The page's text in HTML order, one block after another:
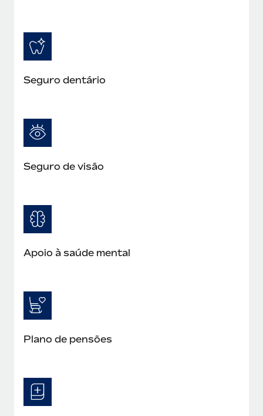
Seguro dentário
Seguro de visão
Apoio à saúde mental
Plano de pensões